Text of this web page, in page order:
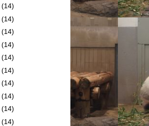
(14)
(14)
(14)
(14)
(14)
(14)
(14)
(14)
(14)
(14)